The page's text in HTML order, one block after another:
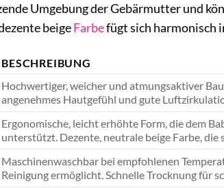
Umgebung der Gebärmutter und
beigeFarbefügt sich harmonisch
BESCHREIBUNG
Hochwertiger, weicher und atmungsaktiver
angenehmes Hautgefühl und gute
Ergonomische, leicht erhöhte Form, die dem
unterstützt. Dezente, neutrale beige Farbe,
Maschinenwaschbar bei empfohlenen
Reinigung ermöglicht. Schnelle Trocknung für